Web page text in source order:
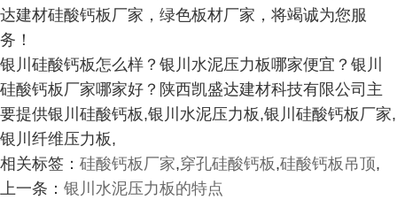
达建材硅酸钙板厂家，绿色板材厂家，将竭诚为您服
务！
银川硅酸钙板怎么样？银川水泥压力板哪家便宜？银川
硅酸钙板厂家哪家好？陕西凯盛达建材科技有限公司主
要提供银川硅酸钙板,银川水泥压力板,银川硅酸钙板厂家,
银川纤维压力板,
相关标签： 硅酸钙板厂家,穿孔硅酸钙板,硅酸钙板吊顶,
上一条： 银川水泥压力板的特点